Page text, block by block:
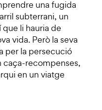
una fugida
subterrani, un
li hauria de
vida. Però la seva
per la persecució
caça-recompenses,
en un viatge